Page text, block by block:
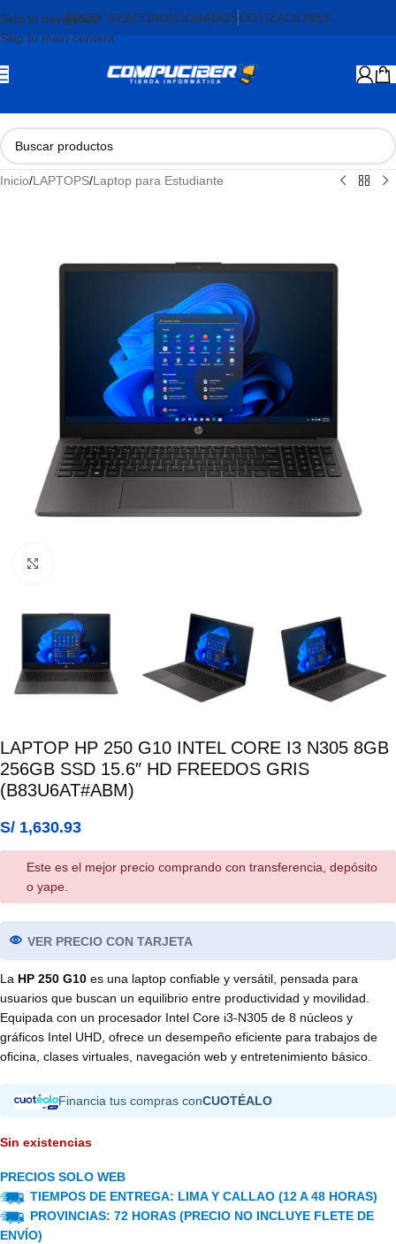
Skip to navigation
Skip to main content
PROD. REACONDICIONADOSCOTIZACIONES
Inicio/LAPTOPS/Laptop para Estudiante
LAPTOP HP 250 G10 INTEL CORE I3 N305 8GB
256GB SSD 15.6″ HD FREEDOS GRIS
(B83U6AT#ABM)
S/ 1,630.93
Este es el mejor precio comprando con transferencia, depósito
o yape.
VER PRECIO CON TARJETA
La HP 250 G10 es una laptop confiable y versátil, pensada para
usuarios que buscan un equilibrio entre productividad y movilidad.
Equipada con un procesador Intel Core i3-N305 de 8 núcleos y
gráficos Intel UHD, ofrece un desempeño eficiente para trabajos de
oficina, clases virtuales, navegación web y entretenimiento básico.
Financia tus compras conCUOTÉALO
Sin existencias
PRECIOS SOLO WEB
TIEMPOS DE ENTREGA: LIMA Y CALLAO (12 A 48 HORAS)
PROVINCIAS: 72 HORAS (PRECIO NO INCLUYE FLETE DE
ENVÍO)